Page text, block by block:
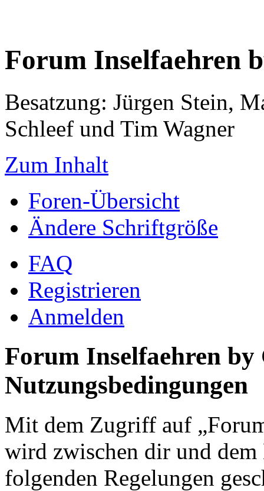
Forum Inselfaehren
Besatzung: Jürgen Stein,
Schleef und Tim Wagner
Zum Inhalt
Foren-Übersicht
Ändere Schriftgröße
FAQ
Registrieren
Anmelden
Forum Inselfaehren by
Nutzungsbedingungen
Mit dem Zugriff auf
wird zwischen dir und
folgenden Regelungen